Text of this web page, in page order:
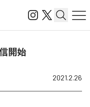
開始
2021.2.26